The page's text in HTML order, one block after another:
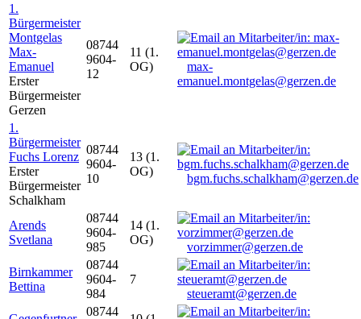
1.
Bürgermeister
Montgelas
Max-
Emanuel
Erster
Bürgermeister
Gerzen
08744
9604-
12
11 (1.
OG)
max-
emanuel.montgelas@gerzen.de
1.
Bürgermeister
Fuchs Lorenz
Erster
Bürgermeister
Schalkham
08744
9604-
10
13 (1.
OG)
bgm.fuchs.schalkham@gerzen.de
Arends
Svetlana
08744
9604-
985
14 (1.
OG)
vorzimmer@gerzen.de
Birnkammer
Bettina
08744
9604-
984
7
steueramt@gerzen.de
08744